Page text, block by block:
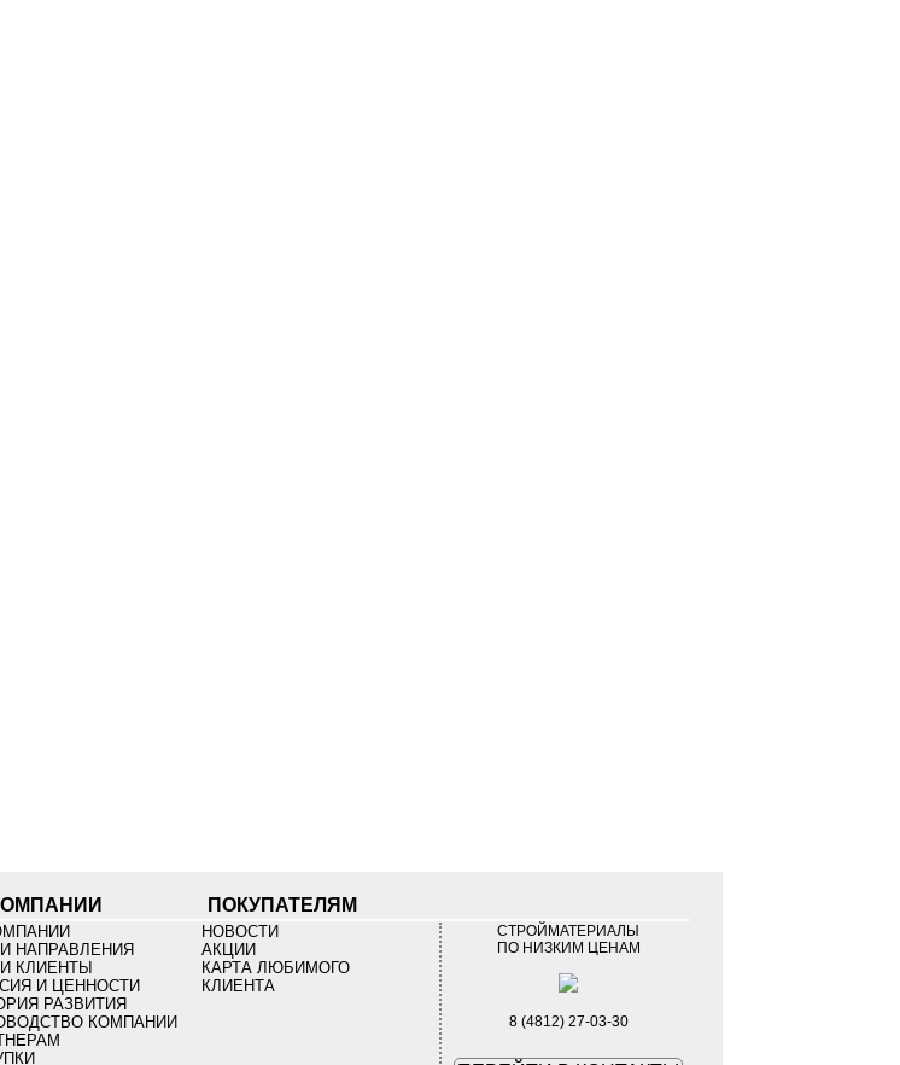
ПОКУПАТЕЛЯМ
НАПРАВЛЕНИЯ
КЛИЕНТЫ
И ЦЕННОСТИ
РАЗВИТИЯ
КОМПАНИИ
НОВОСТИ
АКЦИИ
КАРТА ЛЮБИМОГО
КЛИЕНТА
СТРОЙМАТЕРИАЛЫ
ПО НИЗКИМ ЦЕНАМ
8 (4812) 27-03-30